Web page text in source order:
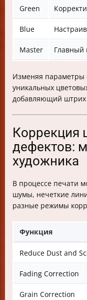
Green
Blue
Master Главный
Изменяя параметры
уникальных
добавляющий штрих
Коррекция
дефектов:
художника
В процессе печати
шумы, нечеткие
разные режимы
Функция
Reduce Dust and
Fading Correction
Grain Correction